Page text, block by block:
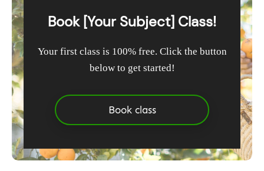
Book [Your Subject] Class!
Your first class is 100% free. Click the button
below to get started!
Book class